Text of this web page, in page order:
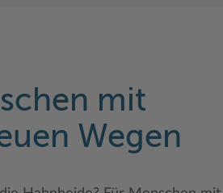
mit
Wegen